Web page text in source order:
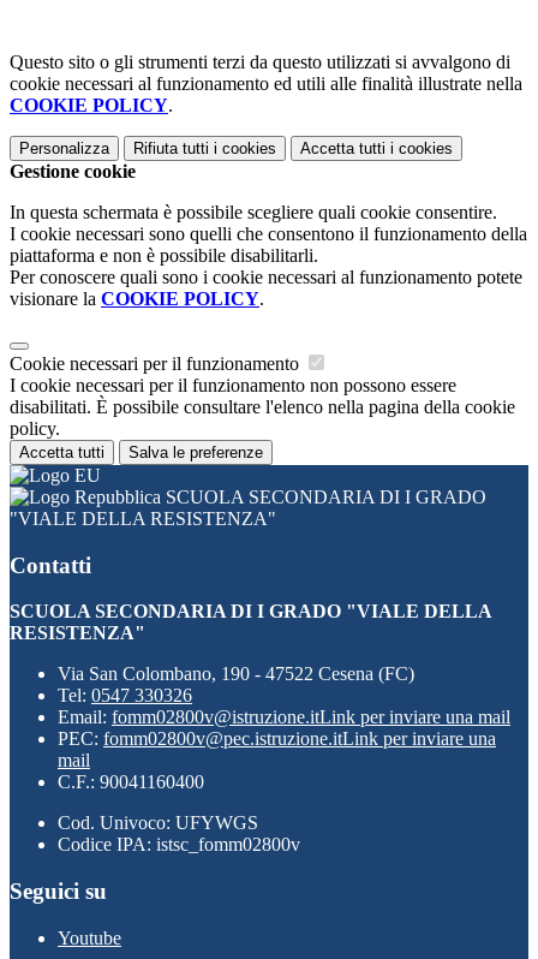
Questo sito o gli strumenti terzi da questo utilizzati si avvalgono di
cookie necessari al funzionamento ed utili alle finalità illustrate nella
COOKIE POLICY.
Personalizza Rifiuta tutti i cookies Accetta tutti i cookies
Gestione cookie
In questa schermata è possibile scegliere quali cookie consentire.
I cookie necessari sono quelli che consentono il funzionamento della
piattaforma e non è possibile disabilitarli.
Per conoscere quali sono i cookie necessari al funzionamento potete
visionare la COOKIE POLICY.
Cookie necessari per il funzionamento
I cookie necessari per il funzionamento non possono essere
disabilitati. È possibile consultare l'elenco nella pagina della cookie
policy.
Accetta tutti Salva le preferenze
SCUOLA SECONDARIA DI I GRADO
"VIALE DELLA RESISTENZA"
Contatti
SCUOLA SECONDARIA DI I GRADO "VIALE DELLA
RESISTENZA"
Via San Colombano, 190 - 47522 Cesena (FC)
Tel: 0547 330326
Email: fomm02800v@istruzione.itLink per inviare una mail
PEC: fomm02800v@pec.istruzione.itLink per inviare una
mail
C.F.: 90041160400
Cod. Univoco: UFYWGS
Codice IPA: istsc_fomm02800v
Seguici su
Youtube